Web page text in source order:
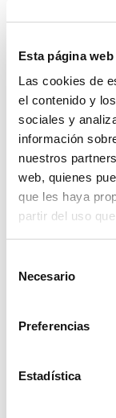
Esta página
Las cookies de
el contenido y
sociales y
información
nuestros
web, quienes
que les haya
partir del uso
Necesario
Preferencias
Estadística
coordinadora.
La iniciativa de
el fútbol,
deportiva,
deportivas
deportivos. El
próximos años
buscando crear
indicador que